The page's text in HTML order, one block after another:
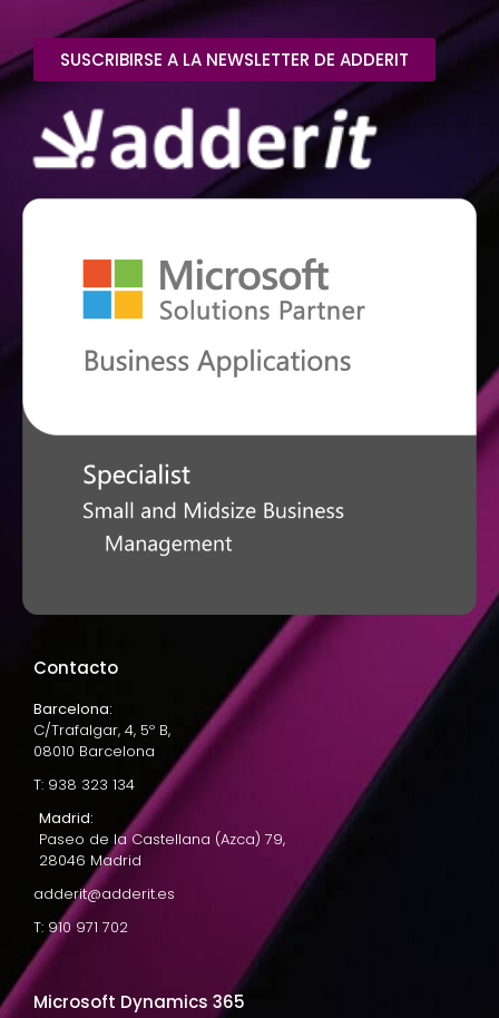
SUSCRIBIRSE A LA NEWSLETTER DE ADDERIT
Contacto
Barcelona:
C/Trafalgar, 4, 5º B,
08010 Barcelona
T: 938 323 134
Madrid:
Paseo de la Castellana (Azca) 79,
28046 Madrid
adderit@adderit.es
T: 910 971 702
Microsoft Dynamics 365